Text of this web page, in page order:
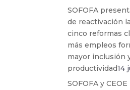
SOFOFA
de reactivación
cinco reformas
más empleos
mayor inclusión
productividad14
SOFOFA y